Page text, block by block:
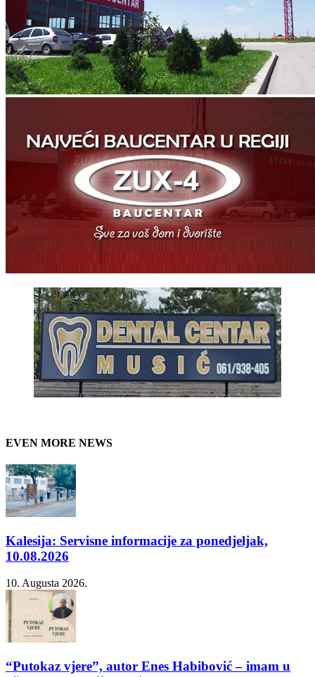
EVEN MORE NEWS
Kalesija: Servisne informacije za ponedjeljak,
10.08.2026
10. Augusta 2026.
“Putokaz vjere”, autor Enes Habibović – imam u